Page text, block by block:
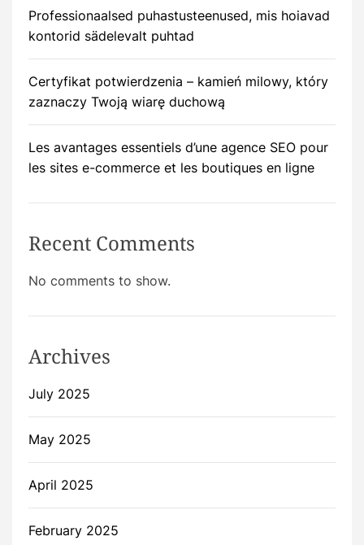
Professionaalsed puhastusteenused, mis hoiavad
kontorid sädelevalt puhtad
Certyfikat potwierdzenia – kamień milowy, który
zaznaczy Twoją wiarę duchową
Les avantages essentiels d’une agence SEO pour
les sites e-commerce et les boutiques en ligne
Recent Comments
No comments to show.
Archives
July 2025
May 2025
April 2025
February 2025